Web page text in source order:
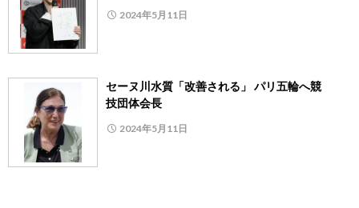
2024年5月11日
セーヌ川水質「改善される」 パリ五輪へ競
技団体会長
2024年5月11日